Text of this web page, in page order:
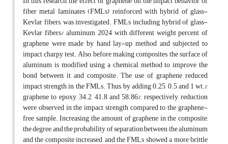
fiber metal laminates (FMLs) reinforced with hybrid of glass-
Kevlar fibers, was investigated. FMLs including hybrid of glass-
Kevlar fibers/ aluminum 2024 with different weight percent of
graphene were made by hand lay-up method and subjected to
impact charpy test. Also, before making composites, the surface of
aluminum is modified using a chemical method to improve the
bond between it and composite. The use of graphene reduced
impact strength in the FMLs. Thus, by adding 0.25, 0.5 and 1 wt.%
graphene to epoxy, 34.2, 41.8 and 58.86%, respectively, reduction
were observed in the impact strength compared to the graphene-
free sample. Increasing the amount of graphene in the composite,
the degree and the probability of separation between the aluminum
and the composite increased, and the FMLs showed a more brittle